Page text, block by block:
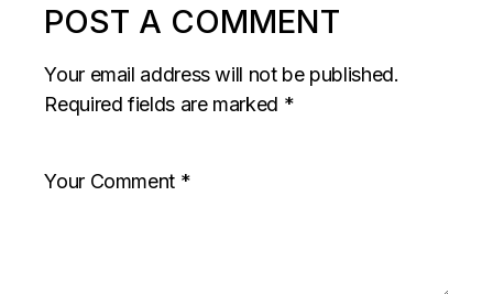
POST A COMMENT
Your email address will not be published.
Required fields are marked *